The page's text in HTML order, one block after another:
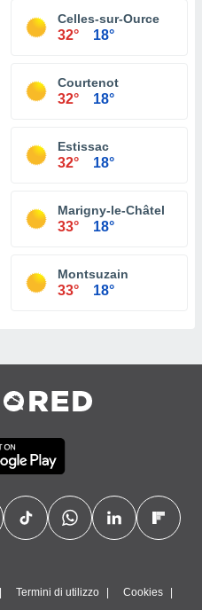
Celles-sur-Ource
32° 18°
Courtenot
32° 18°
Estissac
32° 18°
Marigny-le-Châtel
33° 18°
Montsuzain
33° 18°
Termini di utilizzo Cookies